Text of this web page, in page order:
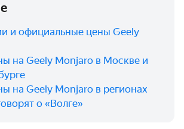
и официальные цены Geely
на Geely Monjaro в Москве и
на Geely Monjaro в регионах
о «Волге»